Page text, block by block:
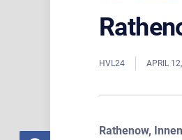
HVL24 APRIL
Rathenow,